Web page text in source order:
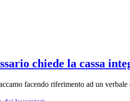
chiede la cassa
facendo riferimento ad un